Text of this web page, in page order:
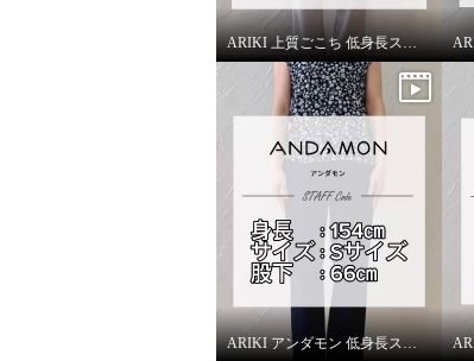
ート やわらかストレッチパン
ツ ＜股下６４ｃｍ＞
スカイブルー Ｓ
ARIKI 上質ごこち 低身長スタッフがはいてみました！
ARIKI アンダモン 低身長スタッフがはいてみました！